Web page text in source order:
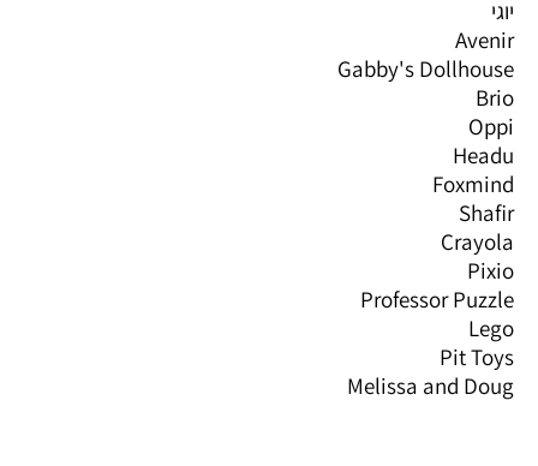
יוגי
Avenir
Gabby's Dollhouse
Brio
Oppi
Headu
Foxmind
Shafir
Crayola
Pixio
Professor Puzzle
Lego
Pit Toys
Melissa and Doug